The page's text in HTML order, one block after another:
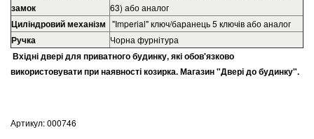
замок
63) або аналог
Циліндровий механізм "Imperial" ключ/баранець 5 ключів або аналог
Ручка Чорна фурнітура
Вхідні двері для приватного будинку, які обов'язково
використовувати при наявності козирка. Магазин "Двері до будинку".
Артикул:000746